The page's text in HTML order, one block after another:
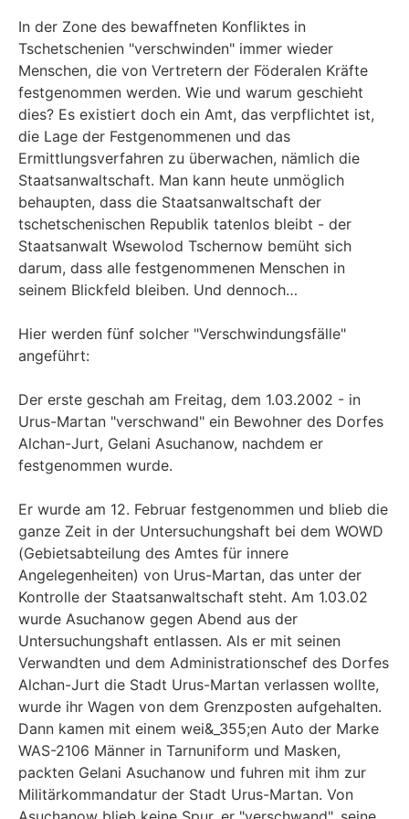
In der Zone des bewaffneten Konfliktes in
Tschetschenien "verschwinden" immer wieder
Menschen, die von Vertretern der Föderalen Kräfte
festgenommen werden. Wie und warum geschieht
dies? Es existiert doch ein Amt, das verpflichtet ist,
die Lage der Festgenommenen und das
Ermittlungsverfahren zu überwachen, nämlich die
Staatsanwaltschaft. Man kann heute unmöglich
behaupten, dass die Staatsanwaltschaft der
tschetschenischen Republik tatenlos bleibt - der
Staatsanwalt Wsewolod Tschernow bemüht sich
darum, dass alle festgenommenen Menschen in
seinem Blickfeld bleiben. Und dennoch…
Hier werden fünf solcher "Verschwindungsfälle"
angeführt:
Der erste geschah am Freitag, dem 1.03.2002 - in
Urus-Martan "verschwand" ein Bewohner des Dorfes
Alchan-Jurt, Gelani Asuchanow, nachdem er
festgenommen wurde.
Er wurde am 12. Februar festgenommen und blieb die
ganze Zeit in der Untersuchungshaft bei dem WOWD
(Gebietsabteilung des Amtes für innere
Angelegenheiten) von Urus-Martan, das unter der
Kontrolle der Staatsanwaltschaft steht. Am 1.03.02
wurde Asuchanow gegen Abend aus der
Untersuchungshaft entlassen. Als er mit seinen
Verwandten und dem Administrationschef des Dorfes
Alchan-Jurt die Stadt Urus-Martan verlassen wollte,
wurde ihr Wagen von dem Grenzposten aufgehalten.
Dann kamen mit einem wei&_355;en Auto der Marke
WAS-2106 Männer in Tarnuniform und Masken,
packten Gelani Asuchanow und fuhren mit ihm zur
Militärkommandatur der Stadt Urus-Martan. Von